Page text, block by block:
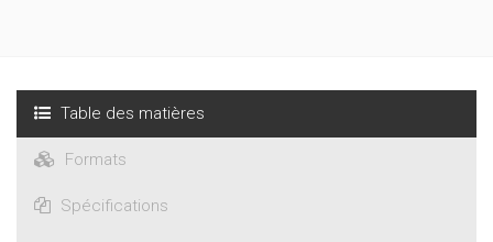
Table des matières
Formats
Spécifications